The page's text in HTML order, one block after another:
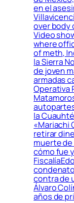
en el
over body
Video
where
of meth,
la Sierra
de joven
armadas
Operativa
la
«Mariachi
retirar
muerte de
cómo fue
contra de
Álvaro
años de